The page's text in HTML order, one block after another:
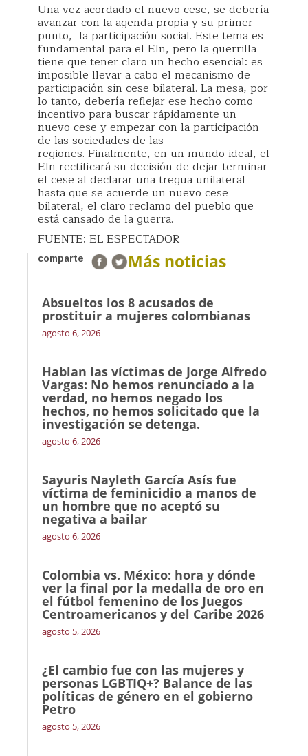
Una vez acordado el nuevo cese, se debería
avanzar con la agenda propia y su primer
punto, la participación social. Este tema es
fundamental para el Eln, pero la guerrilla
tiene que tener claro un hecho esencial: es
imposible llevar a cabo el mecanismo de
participación sin cese bilateral. La mesa, por
lo tanto, debería reflejar ese hecho como
incentivo para buscar rápidamente un
nuevo cese y empezar con la participación
de las sociedades de las
regiones. Finalmente, en un mundo ideal, el
Eln rectificará su decisión de dejar terminar
el cese al declarar una tregua unilateral
hasta que se acuerde un nuevo cese
bilateral, el claro reclamo del pueblo que
está cansado de la guerra.
FUENTE: EL ESPECTADOR
comparte Más noticias
Absueltos los 8 acusados de
prostituir a mujeres colombianas
agosto 6, 2026
Hablan las víctimas de Jorge Alfredo
Vargas: No hemos renunciado a la
verdad, no hemos negado los
hechos, no hemos solicitado que la
investigación se detenga.
agosto 6, 2026
Sayuris Nayleth García Asís fue
víctima de feminicidio a manos de
un hombre que no aceptó su
negativa a bailar
agosto 6, 2026
Colombia vs. México: hora y dónde
ver la final por la medalla de oro en
el fútbol femenino de los Juegos
Centroamericanos y del Caribe 2026
agosto 5, 2026
¿El cambio fue con las mujeres y
personas LGBTIQ+? Balance de las
políticas de género en el gobierno
Petro
agosto 5, 2026